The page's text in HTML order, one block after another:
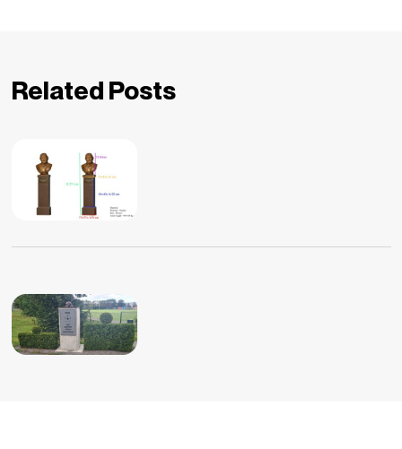
Related Posts